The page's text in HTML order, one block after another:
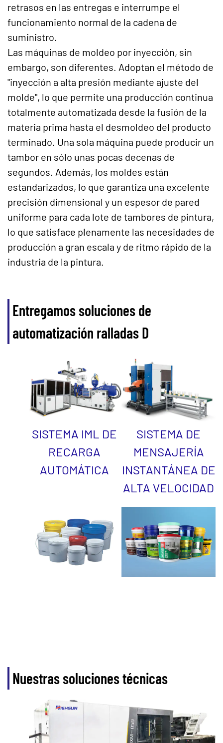
retrasos en las entregas e interrumpe el
funcionamiento normal de la cadena de
suministro.
Las máquinas de moldeo por inyección, sin
embargo, son diferentes. Adoptan el método de
"inyección a alta presión mediante ajuste del
molde", lo que permite una producción continua
totalmente automatizada desde la fusión de la
materia prima hasta el desmoldeo del producto
terminado. Una sola máquina puede producir un
tambor en sólo unas pocas decenas de
segundos. Además, los moldes están
estandarizados, lo que garantiza una excelente
precisión dimensional y un espesor de pared
uniforme para cada lote de tambores de pintura,
lo que satisface plenamente las necesidades de
producción a gran escala y de ritmo rápido de la
industria de la pintura.
Entregamos soluciones de
automatización ralladas D
SISTEMA IML DE
RECARGA
AUTOMÁTICA
SISTEMA DE
MENSAJERÍA
INSTANTÁNEA DE
ALTA VELOCIDAD
Nuestras soluciones técnicas